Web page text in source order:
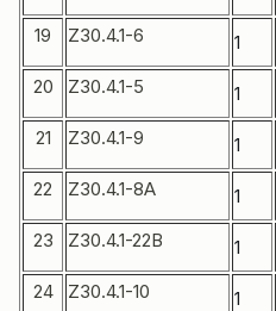
19 Z30.4.1-6 1
20 Z30.4.1-5 1
21 Z30.4.1-9 1
22 Z30.4.1-8A 1
23 Z30.4.1-22B 1
24 Z30.4.1-10 1